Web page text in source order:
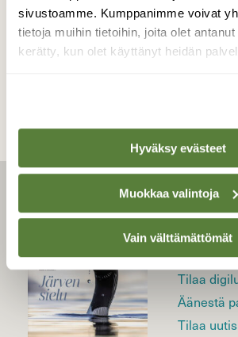
sivustoamme. Kumppanimme voivat
tietoja muihin tietoihin, joita olet
kerätty, kun olet käyttänyt heidän
Hyväksy evästeet
Muokkaa valintoja
Vain välttämättömät
TAKAISIN
LEHTI
Uusin lehti
Tilaa
Tilaa
Äänestä
Tilaa